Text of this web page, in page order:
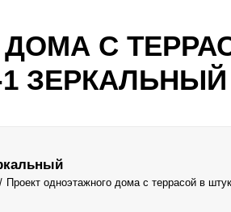
С
1 ЗЕРКАЛЬНЫЙ
Проект одноэтажного дома с террасой в